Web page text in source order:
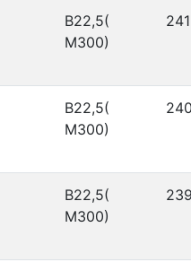
В22,5(
М300)
В22,5(
М300)
В22,5(
М300)